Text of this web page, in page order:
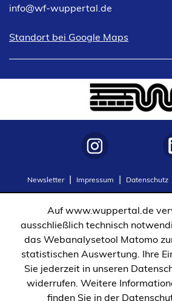
info
wf-wuppertal de
Standort bei Google Maps
(Öffnet
neuen
Newsletter
in
Impressum Datenschutz
in
Auf www.wuppertal.de
ausschließlich technisch
das Webanalysetool Matomo
statistischen Auswertung. Ihre
Sie jederzeit in unseren
widerrufen. Weitere
finden Sie in der